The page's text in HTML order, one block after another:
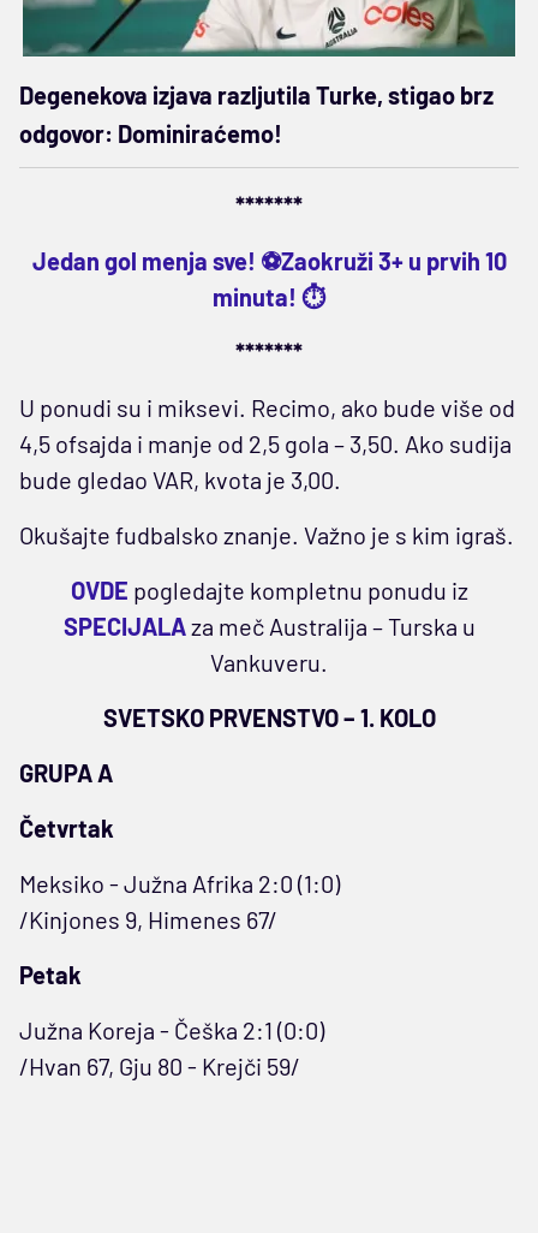
Degenekova izjava razljutila Turke, stigao brz
odgovor: Dominiraćemo!
*******
Jedan gol menja sve! ⚽Zaokruži 3+ u prvih 10
minuta! ⏱️
*******
U ponudi su i miksevi. Recimo, ako bude više od
4,5 ofsajda i manje od 2,5 gola – 3,50. Ako sudija
bude gledao VAR, kvota je 3,00.
Okušajte fudbalsko znanje. Važno je s kim igraš.
OVDE pogledajte kompletnu ponudu iz
SPECIJALAza meč Australija – Turska u
Vankuveru.
SVETSKO PRVENSTVO – 1. KOLO
GRUPA A
Četvrtak
Meksiko - Južna Afrika 2:0 (1:0)
/Kinjones 9, Himenes 67/
Petak
Južna Koreja - Češka 2:1 (0:0)
/Hvan 67, Gju 80 - Krejči 59/